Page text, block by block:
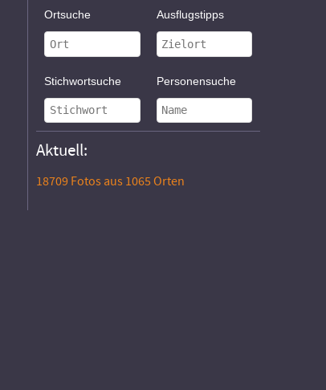
Ortsuche Ausflugstipps
Stichwortsuche Personensuche
Aktuell:
18709 Fotos aus 1065 Orten